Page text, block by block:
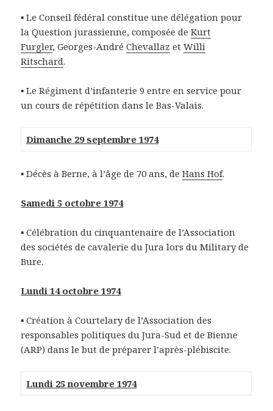
▪ Le Conseil fédéral constitue une délégation pour
la Question jurassienne, composée deKurt
Furgler, Georges-AndréChevallaz etWilli
Ritschard.
▪ Le Régiment d’infanterie 9 entre en service pour
un cours de répétition dans le Bas-Valais.
Dimanche 29 septembre 1974
▪ Décès à Berne, à l’âge de 70 ans, deHans Hof.
Samedi 5 octobre 1974
▪ Célébration du cinquantenaire de l’Association
des sociétés de cavalerie du Jura lors du Military de
Bure.
Lundi 14 octobre 1974
▪ Création à Courtelary de l’Association des
responsables politiques du Jura-Sud et de Bienne
(ARP) dans le but de préparer l’après-plébiscite.
Lundi 25 novembre 1974